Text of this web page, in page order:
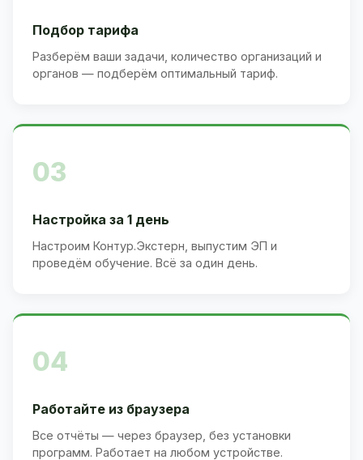
Подбор тарифа
Разберём ваши задачи, количество организаций и
органов — подберём оптимальный тариф.
03
Настройка за 1 день
Настроим Контур.Экстерн, выпустим ЭП и
проведём обучение. Всё за один день.
04
Работайте из браузера
Все отчёты — через браузер, без установки
программ. Работает на любом устройстве.